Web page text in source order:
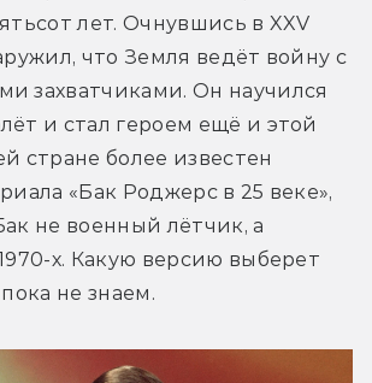
лет. Очнувшись в XXV
что Земля ведёт войну с
захватчиками. Он научился
и стал героем ещё и этой
стране более известен
«Бак Роджерс в 25 веке»,
не военный лётчик, а
х. Какую версию выберет
не знаем.